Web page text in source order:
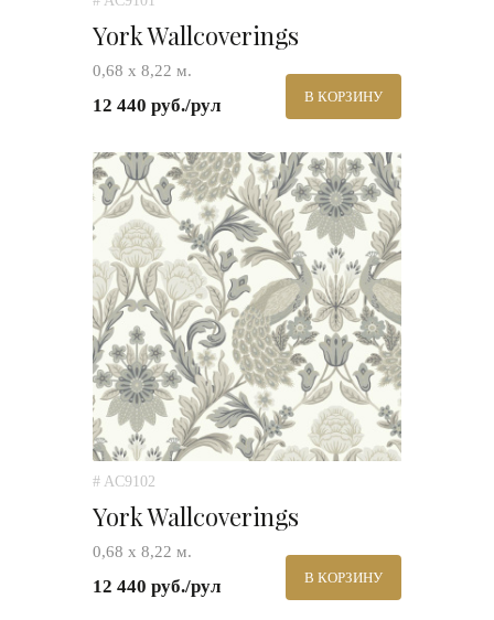
York Wallcoverings
0,68 х 8,22 м.
12 440 руб./рул В КОРЗИНУ
# AC9102
York Wallcoverings
0,68 х 8,22 м.
12 440 руб./рул В КОРЗИНУ